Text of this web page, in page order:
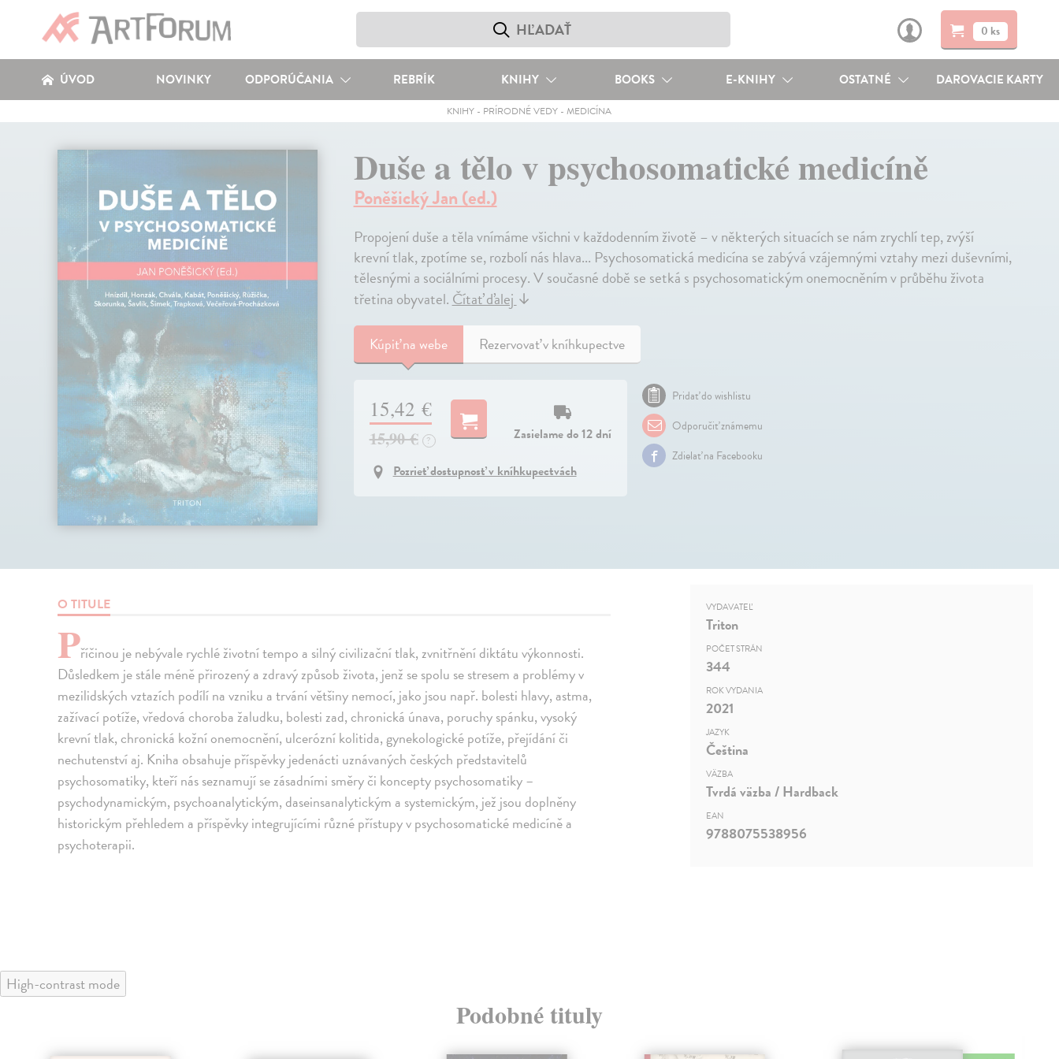
0 ks
ÚVOD NOVINKY ODPORÚČANIA REBRÍK KNIHY BOOKS E-KNIHY OSTATNÉ DAROVACIE KARTY
KNIHY - PRÍRODNÉ VEDY -MEDICÍNA
Duše a tělo v psychosomatické medicíně
Poněšický Jan (ed.)
Propojení duše a těla vnímáme všichni v každodenním životě – v některých situacích se nám zrychlí tep, zvýší
krevní tlak, zpotíme se, rozbolí nás hlava... Psychosomatická medicína se zabývá vzájemnými vztahy mezi duševními,
tělesnými a sociálními procesy. V současné době se setká s psychosomatickým onemocněním v průběhu života
třetina obyvatel.Čítať ďalej↓
Kúpiťna webe Rezervovať v kníhkupectve
15,42 €
15,90 € ?
Zasielame do 12 dní
Pozrieť dostupnosť v kníhkupectvách
Pridať do wishlistu
Odporučiť známemu
Zdielať na Facebooku
O TITULE
Příčinou je nebývale rychlé životní tempo a silný civilizační tlak, zvnitřnění diktátu výkonnosti.
Důsledkem je stále méně přirozený a zdravý způsob života, jenž se spolu se stresem a problémy v
mezilidských vztazích podílí na vzniku a trvání většiny nemocí, jako jsou např. bolesti hlavy, astma,
zažívací potíže, vředová choroba žaludku, bolesti zad, chronická únava, poruchy spánku, vysoký
krevní tlak, chronická kožní onemocnění, ulcerózní kolitida, gynekologické potíže, přejídání či
nechutenství aj. Kniha obsahuje příspěvky jedenácti uznávaných českých představitelů
psychosomatiky, kteří nás seznamují se zásadními směry či koncepty psychosomatiky –
psychodynamickým, psychoanalytickým, daseinsanalytickým a systemickým, jež jsou doplněny
historickým přehledem a příspěvky integrujícími různé přístupy v psychosomatické medicíně a
psychoterapii.
VYDAVATEĽ
Triton
POČET STRÁN
344
ROK VYDANIA
2021
JAZYK
Čeština
VÄZBA
Tvrdá väzba / Hardback
EAN
9788075538956
High-contrast mode
Podobné tituly